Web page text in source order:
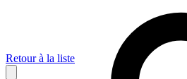
Retour à la liste